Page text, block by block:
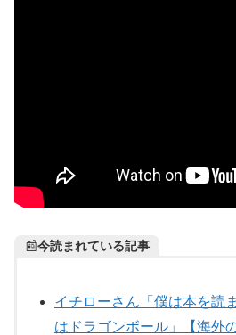
📰今読まれている記事
イチローさん「僕は本を読
はドラゴンボール」【海外